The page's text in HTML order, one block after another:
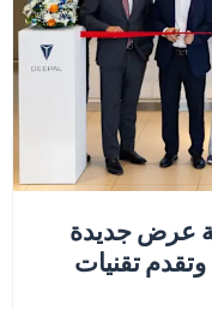
عرض جديدة
تقنيات